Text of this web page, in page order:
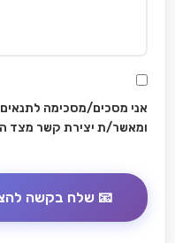
אני מסכים/מסכימה
ומאשר/ת יצירת קשר מצד